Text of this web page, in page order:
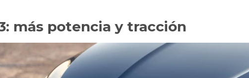
más potencia y tracción